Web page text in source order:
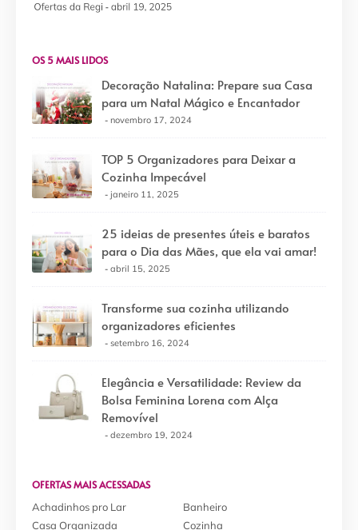
OS 5 MAIS LIDOS
Decoração Natalina: Prepare sua Casa
para um Natal Mágico e Encantador
novembro 17, 2024
TOP 5 Organizadores para Deixar a
Cozinha Impecável
janeiro 11, 2025
25 ideias de presentes úteis e baratos
para o Dia das Mães, que ela vai amar!
abril 15, 2025
Transforme sua cozinha utilizando
organizadores eficientes
setembro 16, 2024
Elegância e Versatilidade: Review da
Bolsa Feminina Lorena com Alça
Removível
dezembro 19, 2024
OFERTAS MAIS ACESSADAS
Achadinhos pro Lar
Banheiro
Casa Organizada
Cozinha